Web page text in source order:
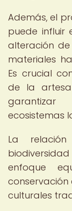
Además, el
puede influir
alteración
materiales
Es crucial
de la
ecosistemas
La
enfoque
culturales